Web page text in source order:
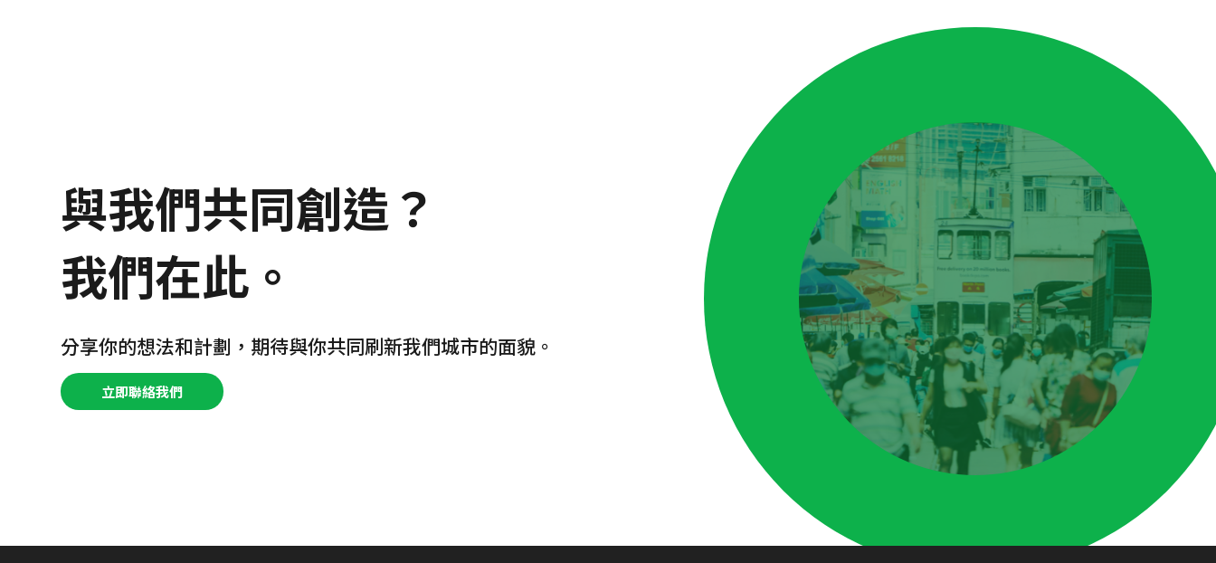
與我們共同創造？
我們在此。
分享你的想法和計劃，期待與你共同刷新我們城市的面貌。
立即聯絡我們